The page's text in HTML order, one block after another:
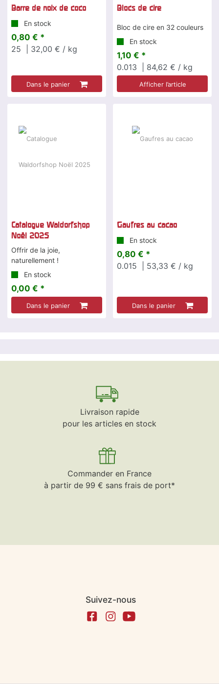
Barre de noix de coco
En stock
0,80 € *
25
| 32,00 € / kg
Dans le panier
Blocs de cire
Bloc de cire en 32 couleurs
En stock
1,10 € *
0.013
| 84,62 € / kg
Afficher l’article
Catalogue Waldorfshop
Noël 2025
Offrir de la joie,
naturellement !
En stock
0,00 € *
Dans le panier
Gaufres au cacao
En stock
0,80 € *
0.015
| 53,33 € / kg
Dans le panier
Livraison rapide
pour les articles en stock
Commander en France
à partir de 99 € sans frais de port*
Suivez-nous